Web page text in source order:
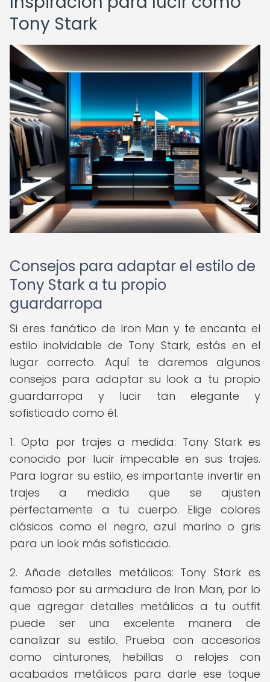
Tony Stark
Consejos para adaptar el estilo de
Tony Stark a tu propio
guardarropa
Si eres fanático de Iron Man y te encanta el
estilo inolvidable de Tony Stark, estás en el
lugar correcto. Aquí te daremos algunos
consejos para adaptar su look a tu propio
guardarropa y lucir tan elegante y
sofisticado como él.
1. Opta por trajes a medida: Tony Stark es
conocido por lucir impecable en sus trajes.
Para lograr su estilo, es importante invertir en
trajes a medida que se ajusten
perfectamente a tu cuerpo. Elige colores
clásicos como el negro, azul marino o gris
para un look más sofisticado.
2. Añade detalles metálicos: Tony Stark es
famoso por su armadura de Iron Man, por lo
que agregar detalles metálicos a tu outfit
puede ser una excelente manera de
canalizar su estilo. Prueba con accesorios
como cinturones, hebillas o relojes con
acabados metálicos para darle ese toque